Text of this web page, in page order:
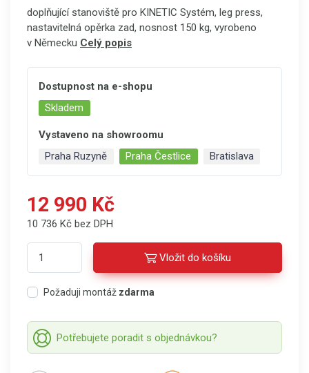
doplňující stanoviště pro KINETIC Systém, leg press,
nastavitelná opěrka zad, nosnost 150 kg, vyrobeno
v Německu Celý popis
Dostupnost na e-shopu
Skladem
Vystaveno na showroomu
Praha Ruzyně
Praha Čestlice Bratislava
12 990 Kč
10 736 Kč bez DPH
Vložit do košíku
Požaduji montáž zdarma
Potřebujete poradit s objednávkou?